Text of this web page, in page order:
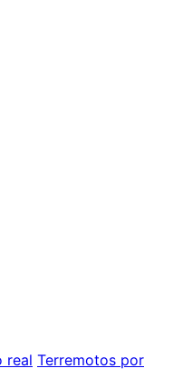
real Terremotos por